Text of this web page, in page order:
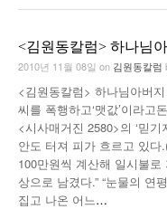
<김원동칼럼> 하나님
2010년 11월 08일 on 김원동칼럼
<김원동칼럼> 하나님아버
씨를 폭행하고‘맷값’이라
<시사매거진 2580>의 ‘믿
안도 터져 피가 흐르고 있다
100만원씩 계산해 일시불
상으로 남겼다.” “눈물의 연
집고 나온 어느…